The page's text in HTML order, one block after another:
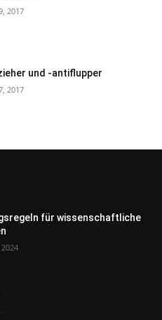
2017
und -antiflupper
2017
für wissenschaftliche